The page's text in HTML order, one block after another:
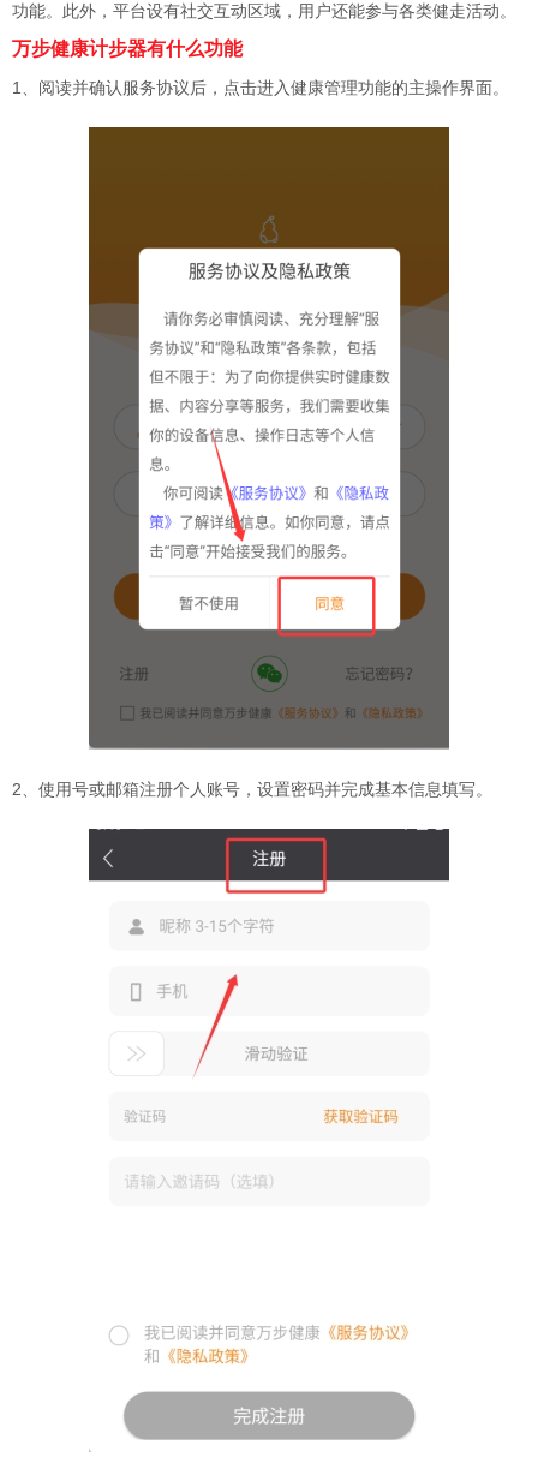
功能。此外，平台设有社交互动区域，用户还能参与各类健走活动。
万步健康计步器有什么功能
1、阅读并确认服务协议后，点击进入健康管理功能的主操作界面。
2、使用号或邮箱注册个人账号，设置密码并完成基本信息填写。